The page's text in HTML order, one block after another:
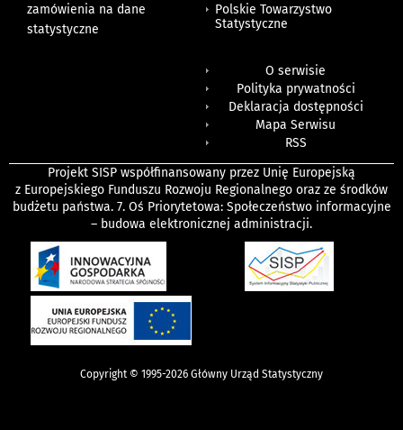
zamówienia na dane
statystyczne
Polskie Towarzystwo
Statystyczne
O serwisie
Polityka prywatności
Deklaracja dostępności
Mapa Serwisu
RSS
Projekt SISP współfinansowany przez Unię Europejską
z Europejskiego Funduszu Rozwoju Regionalnego oraz ze środków
budżetu państwa. 7. Oś Priorytetowa: Społeczeństwo informacyjne
– budowa elektronicznej administracji.
Copyright © 1995-2026 Główny Urząd Statystyczny